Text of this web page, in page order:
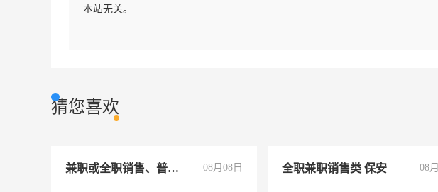
本站无关。
猜您喜欢
兼职或全职销售、普工、维修 08月08日 全职兼职销售类 保安 08